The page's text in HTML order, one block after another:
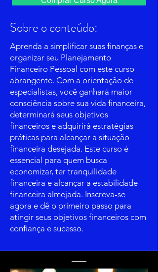
Sobre o conteúdo:
Aprenda a simplificar suas finanças e
organizar seu Planejamento
Financeiro Pessoal com este curso
abrangente. Com a orientação de
especialistas, você ganhará maior
consciência sobre sua vida financeira,
determinará seus objetivos
financeiros e adquirirá estratégias
práticas para alcançar a situação
financeira desejada. Este curso é
essencial para quem busca
economizar, ter tranquilidade
financeira e alcançar a estabilidade
financeira almejada. Inscreva-se
agora e dê o primeiro passo para
atingir seus objetivos financeiros com
confiança e sucesso.